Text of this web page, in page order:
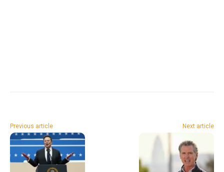
Previous article Next article